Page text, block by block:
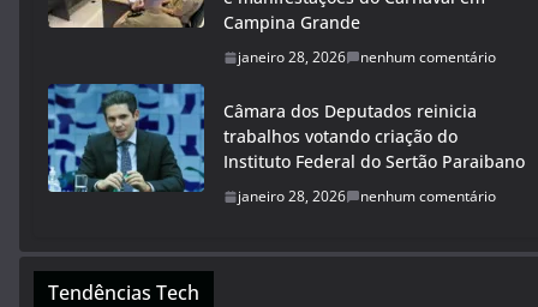
Campina Grande
janeiro 28, 2026 nenhum comentário
Câmara dos Deputados reinicia
trabalhos votando criação do
Instituto Federal do Sertão Paraibano
janeiro 28, 2026 nenhum comentário
Tendências Tech